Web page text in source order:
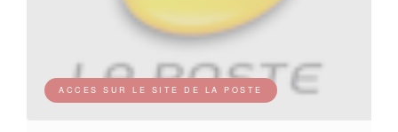
ACCES SUR LE SITE DE LA POSTE